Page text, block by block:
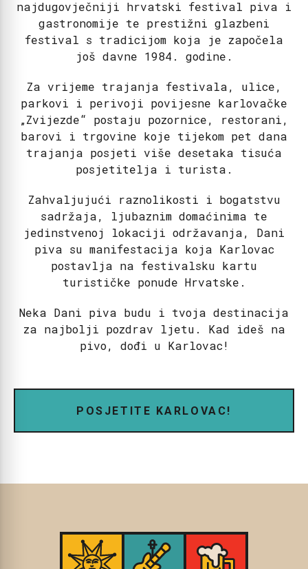
najdugovječniji hrvatski festival piva i
gastronomije te prestižni glazbeni
festival s tradicijom koja je započela
još davne 1984. godine.
Za vrijeme trajanja festivala, ulice,
parkovi i perivoji povijesne karlovačke
„Zvijezde“ postaju pozornice, restorani,
barovi i trgovine koje tijekom pet dana
trajanja posjeti više desetaka tisuća
posjetitelja i turista.
Zahvaljujući raznolikosti i bogatstvu
sadržaja, ljubaznim domaćinima te
jedinstvenoj lokaciji održavanja, Dani
piva su manifestacija koja Karlovac
postavlja na festivalsku kartu
turističke ponude Hrvatske.
Neka Dani piva budu i tvoja destinacija
za najbolji pozdrav ljetu. Kad ideš na
pivo, dođi u Karlovac!
POSJETITE KARLOVAC!